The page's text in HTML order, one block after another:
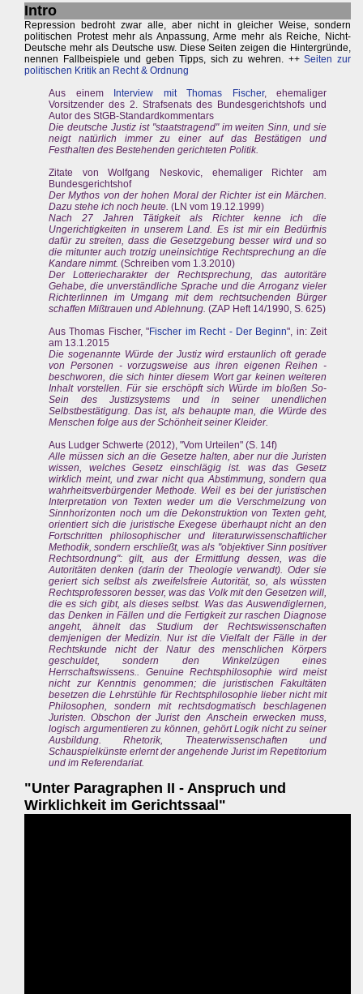
Intro
Repression bedroht zwar alle, aber nicht in gleicher Weise, sondern
politischen Protest mehr als Anpassung, Arme mehr als Reiche, Nicht-
Deutsche mehr als Deutsche usw. Diese Seiten zeigen die Hintergründe,
nennen Fallbeispiele und geben Tipps, sich zu wehren. ++Seiten zur
politischen Kritik an Recht & Ordnung
Aus einem
Interview mit Thomas Fischer, ehemaliger
Vorsitzender des 2. Strafsenats des Bundesgerichtshofs und
Autor des StGB-Standardkommentars
Die deutsche Justiz ist "staatstragend" im weiten Sinn, und sie
neigt natürlich immer zu einer auf das Bestätigen und
Festhalten des Bestehenden gerichteten Politik.
Zitate von Wolfgang Neskovic, ehemaliger Richter am
Bundesgerichtshof
Der Mythos von der hohen Moral der Richter ist ein Märchen.
Dazu stehe ich noch heute. (LN vom 19.12.1999)
Nach 27 Jahren Tätigkeit als Richter kenne ich die
Ungerichtigkeiten in unserem Land. Es ist mir ein Bedürfnis
dafür zu streiten, dass die Gesetzgebung besser wird und so
die mitunter auch trotzig uneinsichtige Rechtsprechung an die
Kandare nimmt. (Schreiben vom 1.3.2010)
Der Lotteriecharakter der Rechtsprechung, das autoritäre
Gehabe, die unverständliche Sprache und die Arroganz vieler
Richterlinnen im Umgang mit dem rechtsuchenden Bürger
schaffen Mißtrauen und Ablehnung. (ZAP Heft 14/1990, S. 625)
Aus Thomas Fischer, "Fischer im Recht - Der Beginn", in: Zeit
am 13.1.2015
Die sogenannte Würde der Justiz wird erstaunlich oft gerade
von Personen - vorzugsweise aus ihren eigenen Reihen -
beschworen, die sich hinter diesem Wort gar keinen weiteren
Inhalt vorstellen. Für sie erschöpft sich Würde im bloßen So-
Sein des Justizsystems und in seiner unendlichen
Selbstbestätigung. Das ist, als behaupte man, die Würde des
Menschen folge aus der Schönheit seiner Kleider.
Aus Ludger Schwerte (2012), "Vom Urteilen" (S. 14f)
Alle müssen sich an die Gesetze halten, aber nur die Juristen
wissen, welches Gesetz einschlägig ist. was das Gesetz
wirklich meint, und zwar nicht qua Abstimmung, sondern qua
wahrheitsverbürgender Methode. Weil es bei der juristischen
Interpretation von Texten weder um die Verschmelzung von
Sinnhorizonten noch um die Dekonstruktion von Texten geht,
orientiert sich die juristische Exegese überhaupt nicht an den
Fortschritten philosophischer und literaturwissenschaftlicher
Methodik, sondern erschließt, was als "objektiver Sinn positiver
Rechtsordnung": gilt, aus der Ermittlung dessen, was die
Autoritäten denken (darin der Theologie verwandt). Oder sie
geriert sich selbst als zweifelsfreie Autorität, so, als wüssten
Rechtsprofessoren besser, was das Volk mit den Gesetzen will,
die es sich gibt, als dieses selbst. Was das Auswendiglernen,
das Denken in Fällen und die Fertigkeit zur raschen Diagnose
angeht, ähnelt das Studium der Rechtswissenschaften
demjenigen der Medizin. Nur ist die Vielfalt der Fälle in der
Rechtskunde nicht der Natur des menschlichen Körpers
geschuldet, sondern den Winkelzügen eines
Herrschaftswissens.. Genuine Rechtsphilosophie wird meist
nicht zur Kenntnis genommen; die juristischen Fakultäten
besetzen die Lehrstühle für Rechtsphilosophie lieber nicht mit
Philosophen, sondern mit rechtsdogmatisch beschlagenen
Juristen. Obschon der Jurist den Anschein erwecken muss,
logisch argumentieren zu können, gehört Logik nicht zu seiner
Ausbildung. Rhetorik, Theaterwissenschaften und
Schauspielkünste erlernt der angehende Jurist im Repetitorium
und im Referendariat.
"Unter Paragraphen II - Anspruch und
Wirklichkeit im Gerichtssaal"